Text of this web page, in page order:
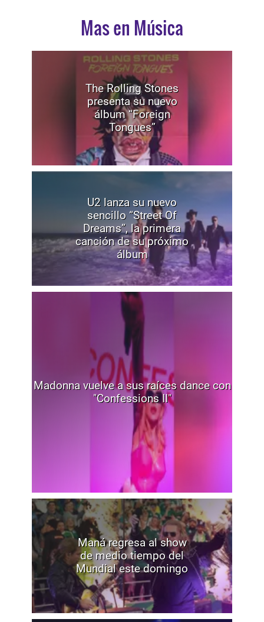
Mas en Música
The Rolling Stones
presenta su nuevo
álbum “Foreign
Tongues”
U2 lanza su nuevo
sencillo “Street Of
Dreams”, la primera
canción de su próximo
álbum
Madonna vuelve a sus raíces dance con
"Confessions II"
Maná regresa al show
de medio tiempo del
Mundial este domingo